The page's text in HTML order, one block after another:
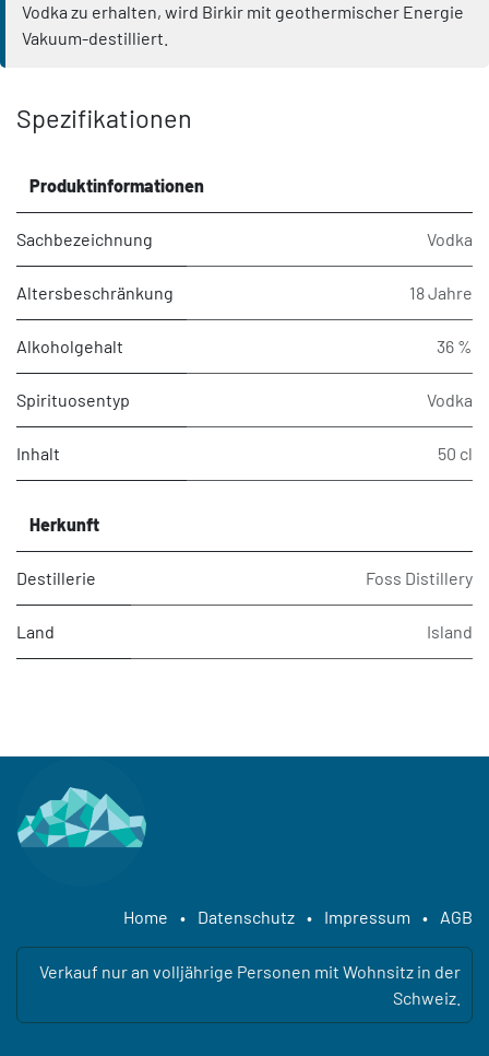
Vodka zu erhalten, wird Birkir mit geothermischer Energie
Vakuum-destilliert.
Spezifikationen
Produktinformationen
Sachbezeichnung Vodka
Altersbeschränkung 18 Jahre
Alkoholgehalt 36 %
Spirituosentyp Vodka
Inhalt 50 cl
Herkunft
Destillerie Foss Distillery
Land Island
Home • Datenschutz • Impressum • AGB
Verkauf nur an volljährige Personen mit Wohnsitz in der
Schweiz.